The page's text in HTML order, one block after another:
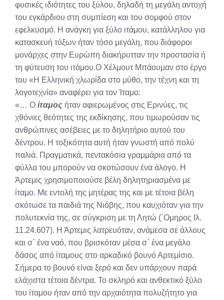
φυσικές ιδιότητες του ξύλου, δηλαδή τη μεγάλη αντοχή
του εγκάρδιου στη συμπίεση και του σομφού στον
εφελκυσμό. Η ανάγκη για ξύλο ιτάμου, κατάλληλου για
κατασκευή τόξων ήταν τόσο μεγάλη, που διάφοροι
μονάρχες στην Ευρώπη διακήρυτταν την προστασία ή
τη φύτευση του ιτάμου.Ο Χέλμουτ Μπάουμαν στο έργο
του «Η Ελληνική χλωρίδα στο μύθο, την τέχνη και τη
λογοτεχνία» αναφέρει για τον Ίταμο:
«… Ο ίταμος ήταν αφιερωμένος στις Ερινύες, τις
χθόνιες θεότητες της εκδίκησης, που τιμωρούσαν τις
ανθρώπινες ασέβειες με το δηλητήριο αυτού του
δέντρου. Η τοξικότητα αυτή ήταν γνωστή από πολύ
παλιά. Πραγματικά, πεντακόσια γραμμάρια από τα
φύλλα του μπορούν να σκοτώσουν ένα άλογο. Η
Άρτεμις χρησιμοποιούσε βέλη δηλητηριασμένα με
ίταμο. Με εντολή της μητέρας της και με τέτοια βέλη
σκότωσε τα παιδιά της Νιόβης, που καυχιόταν για την
πολυτεκνία της, σε σύγκριση με τη Λητώ (΄Ομηρος Ιλ.
11.24.607). Η Άρτεμις λατρευόταν, ανάμεσα σε άλλους
και σ΄ ένα ναό, που βρισκόταν μέσα σ΄ ένα μεγάλο
δάσος από ίταμους στο αρκαδικό βουνό Αρτεμίσιο.
Σήμερα το βουνό είναι ξερό και δεν υπάρχουν παρά
ελάχιστα τέτοια δέντρα. Το σκληρό και ανθεκτικό ξύλο
του ίταμου ήταν από την αρχαιότητα πολυζήτητο για